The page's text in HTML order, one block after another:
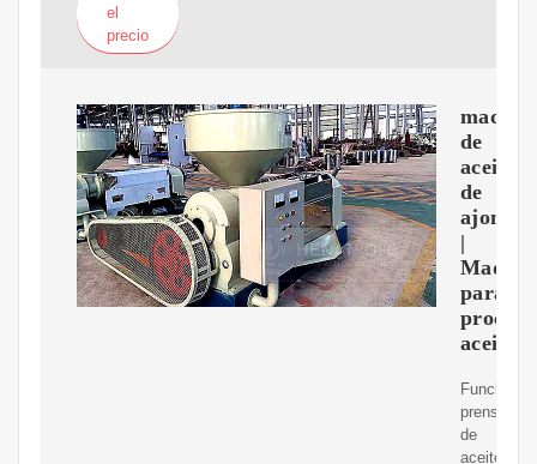
el
precio
de
aceite
de
ajonjolí
|
para
aceite
Función:
prensa
de
aceite;